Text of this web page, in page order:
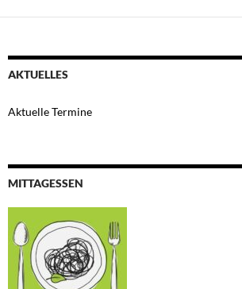
AKTUELLES
Aktuelle Termine
MITTAGESSEN